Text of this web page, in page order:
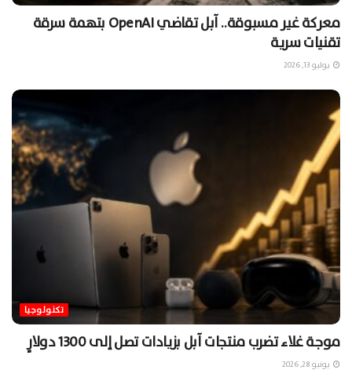
معركة غير مسبوقة.. آبل تقاضي OpenAI بتهمة سرقة
تقنيات سرية
يوليو 13, 2026
تكنولوجيا
موجة غلاء تضرب منتجات آبل بزيادات تصل إلى 1300 دولارٍ
يونيو 28, 2026